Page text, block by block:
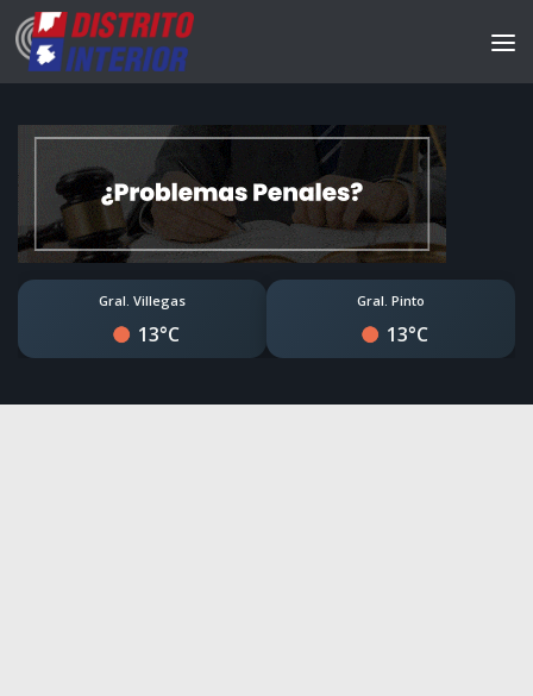
Gral. Villegas
13°C
Gral. Pinto
13°C